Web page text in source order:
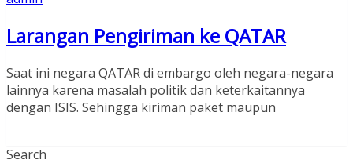
Larangan Pengiriman ke QATAR
Saat ini negara QATAR di embargo oleh negara-negara
lainnya karena masalah politik dan keterkaitannya
dengan ISIS. Sehingga kiriman paket maupun
Search